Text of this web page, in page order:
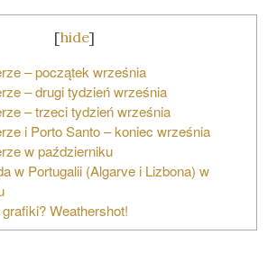
[hide]
– początek września
– drugi tydzień września
– trzeci tydzień września
i Porto Santo – koniec września
w październiku
w Portugalii (Algarve i Lizbona) w
Weathershot!